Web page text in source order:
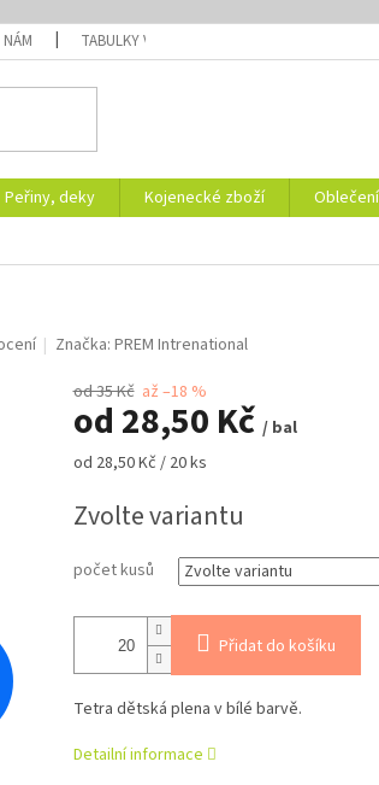
TABULKY VELIKOSTÍ
Peřiny, deky Kojenecké zboží Oblečení
Značka:PREM Intrenational
od 35 Kč až –18 %
od 28,50 Kč / bal
Měrná
od 28,50 Kč / 20 ks
Zvolte variantu
počet kusů
Přidat do košíku
Tetra dětská plena v bílé barvě.
Detailní informace